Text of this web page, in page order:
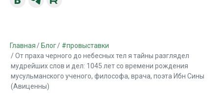
Главная Блог
#провыставки
От праха черного до небесных тел я тайны разглядел
мудрейших слов и дел: 1045 лет со времени рождения
мусульманского ученого, философа, врача, поэта Ибн Сины
(Авиценны)